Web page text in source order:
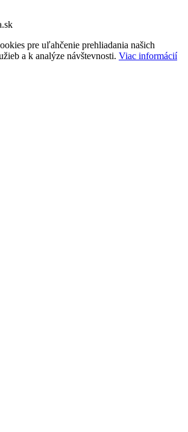
pre uľahčenie prehliadania našich
a k analýze návštevnosti. Viac informácií